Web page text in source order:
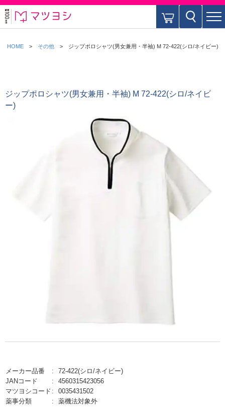
HOME その他 ジップポロシャツ(男女兼用・半袖) M 72-422(シロ/ネイビー)
ジップポロシャツ(男女兼用・半袖) M 72-422(シロ/ネイビ
ー)
メーカー品番
72-422(シロ/ネイビー)
JANコード
4560315423056
マツヨシコード
0035431502
薬事分類
薬機法対象外